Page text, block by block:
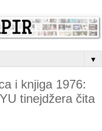
▼
i knjiga 1976:
tinejdžera čita